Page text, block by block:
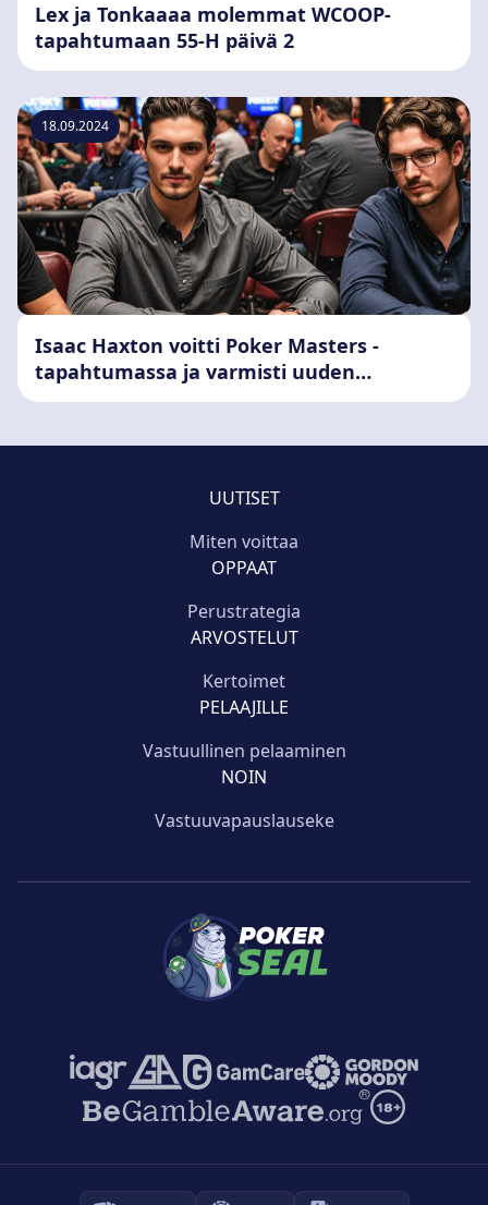
Lex ja Tonkaaaa molemmat WCOOP-
tapahtumaan 55-H päivä 2
18.09.2024
Isaac Haxton voitti Poker Masters -
tapahtumassa ja varmisti uuden
merkittävän tittelin
UUTISET
Miten voittaa
OPPAAT
Perustrategia
ARVOSTELUT
Kertoimet
PELAAJILLE
Vastuullinen pelaaminen
NOIN
Vastuuvapauslauseke